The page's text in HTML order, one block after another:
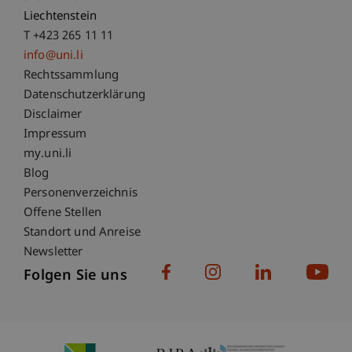
Liechtenstein
T +423 265 11 11
info@uni.li
Fußzeile Rechtliche Hinweise
Rechtssammlung
Datenschutzerklärung
Disclaimer
Impressum
Fußzeile Subdomain-Verzeichnis
my.uni.li
Blog
Personenverzeichnis
Offene Stellen
Standort und Anreise
Newsletter
Folgen Sie uns